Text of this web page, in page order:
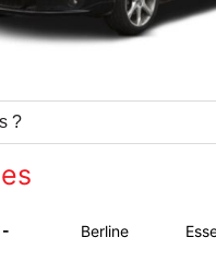
-
Berline